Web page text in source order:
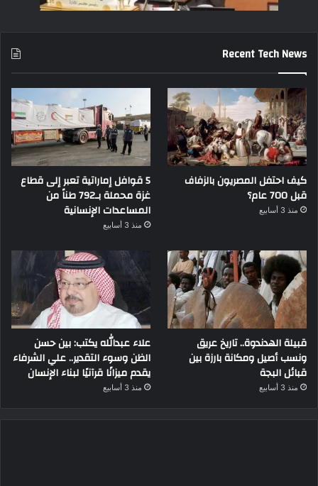
Recent Tech News
كيف احتفل المصريون بالزفاف
قبل 700 عام؟
منذ 3 أسابيع
5 قوافل إماراتية تعبر إلى قطاع
غزة محملة بـ792 طناً من
المساعدات الإنسانية
منذ 3 أسابيع
قبيلة الهدندوة.. تاريخ عريق
ونسب أصيل ومكانة بارزة بين
قبائل البجة
منذ 3 أسابيع
علاء عبدالله يكتب: بين حسن
الظن وسوء التقدير.. علي الشرفاء
يقدم ميزانًا قرآنيًا لبناء الإنسان
منذ 3 أسابيع